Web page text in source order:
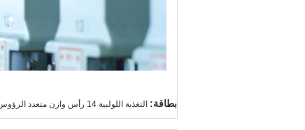
بطاقة: التغذية اللولبية 14 رأس وازن متعدد الرؤوس